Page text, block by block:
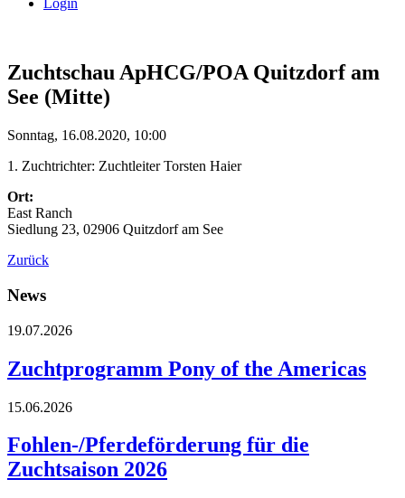
Login
Zuchtschau ApHCG/POA Quitzdorf am
See (Mitte)
Sonntag, 16.08.2020, 10:00
1. Zuchtrichter: Zuchtleiter Torsten Haier
Ort:
East Ranch
Siedlung 23, 02906 Quitzdorf am See
Zurück
News
19.07.2026
Zuchtprogramm Pony of the Americas
15.06.2026
Fohlen-/Pferdeförderung für die
Zuchtsaison 2026